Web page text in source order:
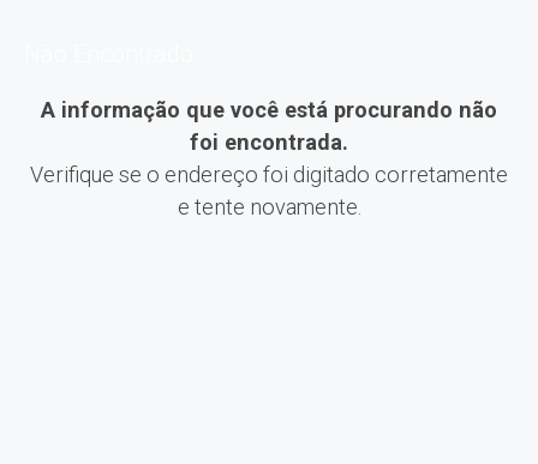
A informação que você está procurando não
foi encontrada.
Verifique se o endereço foi digitado corretamente
e tente novamente.